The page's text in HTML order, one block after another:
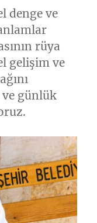
denge ve
rüya
gelişim ve
günlük